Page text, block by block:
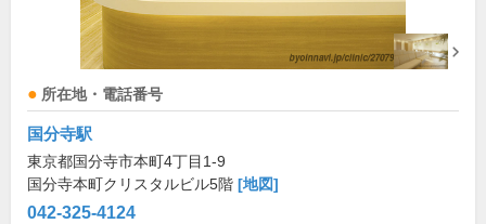
所在地・電話番号
国分寺駅
東京都国分寺市本町4丁目1-9
国分寺本町クリスタルビル5階 [地図]
042-325-4124